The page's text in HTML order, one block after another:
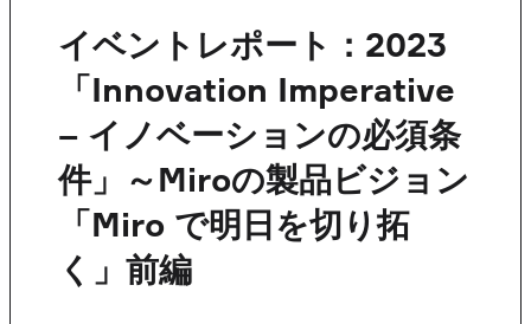
イベントレポート：2023
「Innovation Imperative
– イノベーションの必須条
件」～Miroの製品ビジョン
「Miro で明日を切り拓
く」前編